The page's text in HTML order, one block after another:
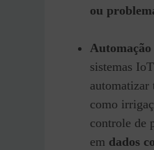
ou
Automação
sistemas
automatizar
como
controle de
em dados